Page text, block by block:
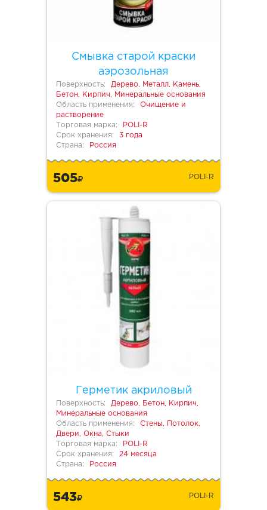
Смывка старой краски
аэрозольная
Поверхность:
Дерево, Металл, Камень,
Бетон, Кирпич, Минеральные основания
Область применения:
Очищение и
растворение
Торговая марка:
POLI-R
Срок хранения:
3 года
Страна:
Россия
505 POLI-R
Герметик акриловый
Поверхность:
Дерево, Бетон, Кирпич,
Минеральные основания
Область применения:
Стены, Потолок,
Двери, Окна, Стыки
Торговая марка:
POLI-R
Срок хранения:
24 месяца
Страна:
Россия
543 POLI-R